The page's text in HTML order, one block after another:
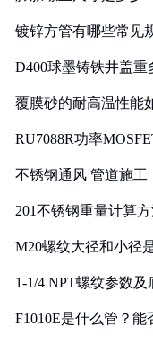
镀锌方管有哪些常见
D400球墨铸铁井盖重
覆膜砂的耐高温性能
RU7088R功率
不锈钢通风 管道施工
201不锈钢重量计算
M20螺纹大径和小径
1-1/4 NPT螺纹参数
F1010E是什么管？能